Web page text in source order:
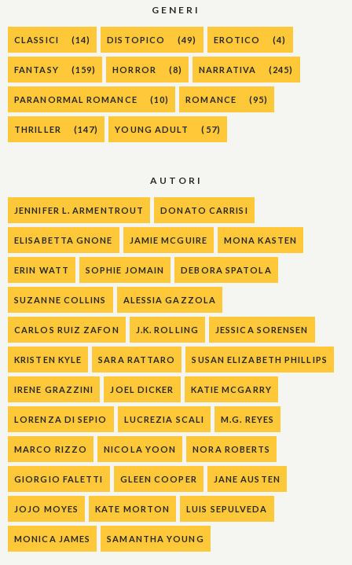
GENERI
CLASSICI (14) DISTOPICO (49) EROTICO (4)
FANTASY (159) HORROR (8) NARRATIVA (245)
PARANORMAL ROMANCE (10) ROMANCE (95)
THRILLER (147) YOUNG ADULT (57)
AUTORI
JENNIFER L. ARMENTROUT DONATO CARRISI
ELISABETTA GNONE JAMIE MCGUIRE MONA KASTEN
ERIN WATT SOPHIE JOMAIN DEBORA SPATOLA
SUZANNE COLLINS ALESSIA GAZZOLA
CARLOS RUIZ ZAFON J.K. ROLLING JESSICA SORENSEN
KRISTEN KYLE SARA RATTARO SUSAN ELIZABETH PHILLIPS
IRENE GRAZZINI JOEL DICKER KATIE MCGARRY
LORENZA DI SEPIO LUCREZIA SCALI M.G. REYES
MARCO RIZZO NICOLA YOON NORA ROBERTS
GIORGIO FALETTI GLEEN COOPER JANE AUSTEN
JOJO MOYES KATE MORTON LUIS SEPULVEDA
MONICA JAMES SAMANTHA YOUNG